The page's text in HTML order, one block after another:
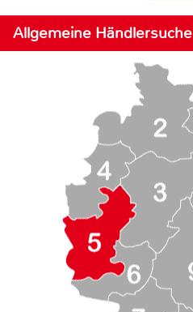
Allgemeine Händlersuche